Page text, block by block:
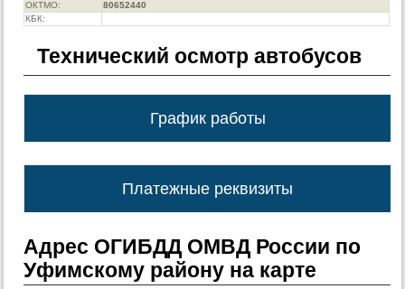
ОКТМО:
80652440
КБК:
Технический осмотр автобусов
График работы
Платежные реквизиты
Адрес ОГИБДД ОМВД России по
Уфимскому району на карте